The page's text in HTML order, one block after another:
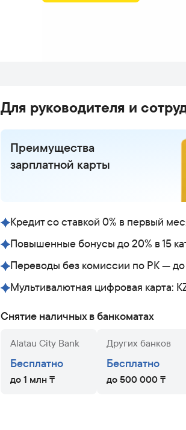
Для руководителя и
Преимущества
зарплатной карты
Кредит со ставкой 0% в первый
Повышенные бонусы до 20% в 15
Переводы без комиссии по РК —
Мультивалютная цифровая карта:
Снятие наличных в банкоматах
Alatau City Bank
Бесплатно
до 1 млн ₸
Других банков
Бесплатно
до 500 000 ₸